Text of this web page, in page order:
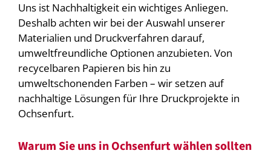
Uns ist Nachhaltigkeit ein wichtiges Anliegen.
Deshalb achten wir bei der Auswahl unserer
Materialien und Druckverfahren darauf,
umweltfreundliche Optionen anzubieten. Von
recycelbaren Papieren bis hin zu
umweltschonenden Farben – wir setzen auf
nachhaltige Lösungen für Ihre Druckprojekte in
Ochsenfurt.
Warum Sie uns in Ochsenfurt wählen sollten